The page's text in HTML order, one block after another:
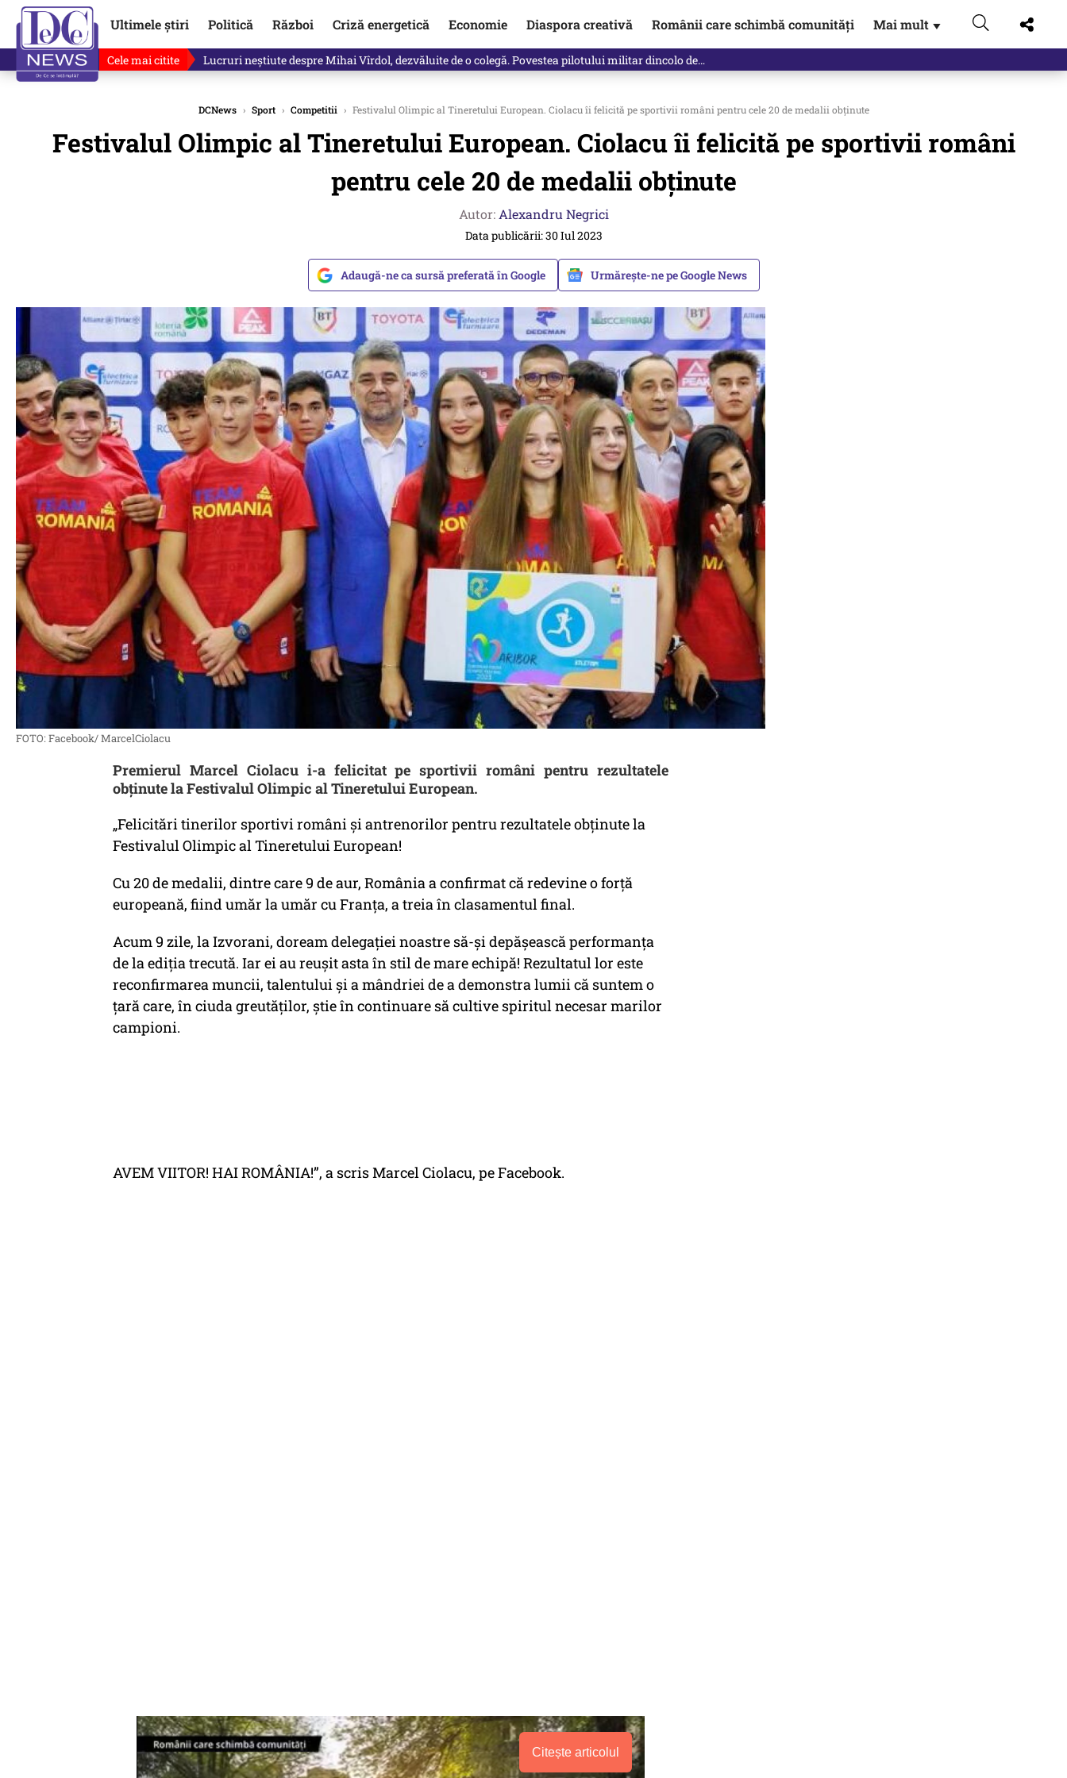
Ultimele știri Politică Război Criză energetică Economie Diaspora creativă Românii care schimbă comunități Mai mult ▼
Cele mai citite Lucruri neștiute despre Mihai Vîrdol, dezvăluite de o colegă. Povestea pilotului militar dincolo de…
DCNews › Sport › Competitii › Festivalul Olimpic al Tineretului European. Ciolacu îi felicită pe sportivii români pentru cele 20 de medalii obținute
Festivalul Olimpic al Tineretului European. Ciolacu îi felicită pe sportivii români
pentru cele 20 de medalii obținute
Autor: Alexandru Negrici
Data publicării: 30 Iul 2023
Adaugă-ne ca sursă preferată în Google Urmărește-ne pe Google News
FOTO: Facebook/ MarcelCiolacu
Premierul Marcel Ciolacu i-a felicitat pe sportivii români pentru rezultatele
obţinute la Festivalul Olimpic al Tineretului European.
„Felicitări tinerilor sportivi români și antrenorilor pentru rezultatele obținute la
Festivalul Olimpic al Tineretului European!
Cu 20 de medalii, dintre care 9 de aur, România a confirmat că redevine o forță
europeană, fiind umăr la umăr cu Franța, a treia în clasamentul final.
Acum 9 zile, la Izvorani, doream delegației noastre să-și depășească performanța
de la ediția trecută. Iar ei au reușit asta în stil de mare echipă! Rezultatul lor este
reconfirmarea muncii, talentului și a mândriei de a demonstra lumii că suntem o
țară care, în ciuda greutăților, știe în continuare să cultive spiritul necesar marilor
campioni.
AVEM VIITOR! HAI ROMÂNIA!”, a scris Marcel Ciolacu, pe Facebook.
Citește articolul